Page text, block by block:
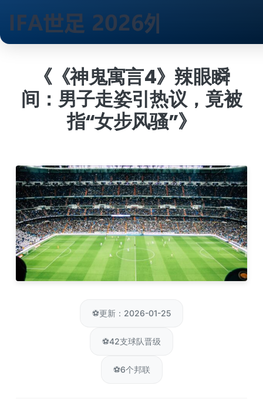
《《神鬼寓言4》辣眼瞬
间：男子走姿引热议，竟被
指“女步风骚”》
⚽更新：2026-01-25
⚽42支球队晋级
⚽6个邦联